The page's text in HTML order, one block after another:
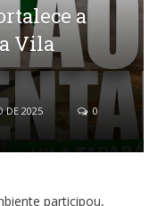
a
Vila
DE 2025
0
participou,